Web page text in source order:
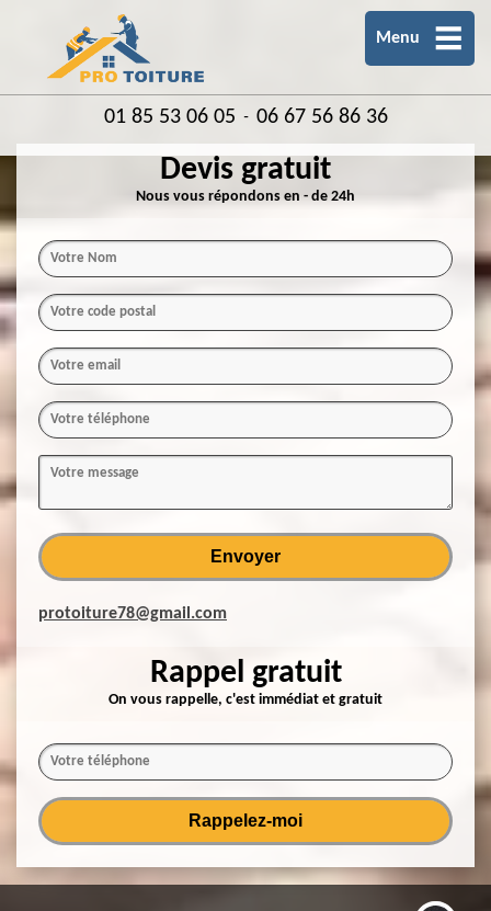
Menu
01 85 53 06 05 - 06 67 56 86 36
Devis gratuit
Nous vous répondons en - de 24h
protoiture78@gmail.com
Rappel gratuit
On vous rappelle, c'est immédiat et gratuit